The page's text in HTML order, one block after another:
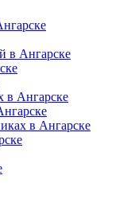
в Ангарске
в Ангарске
в Ангарске